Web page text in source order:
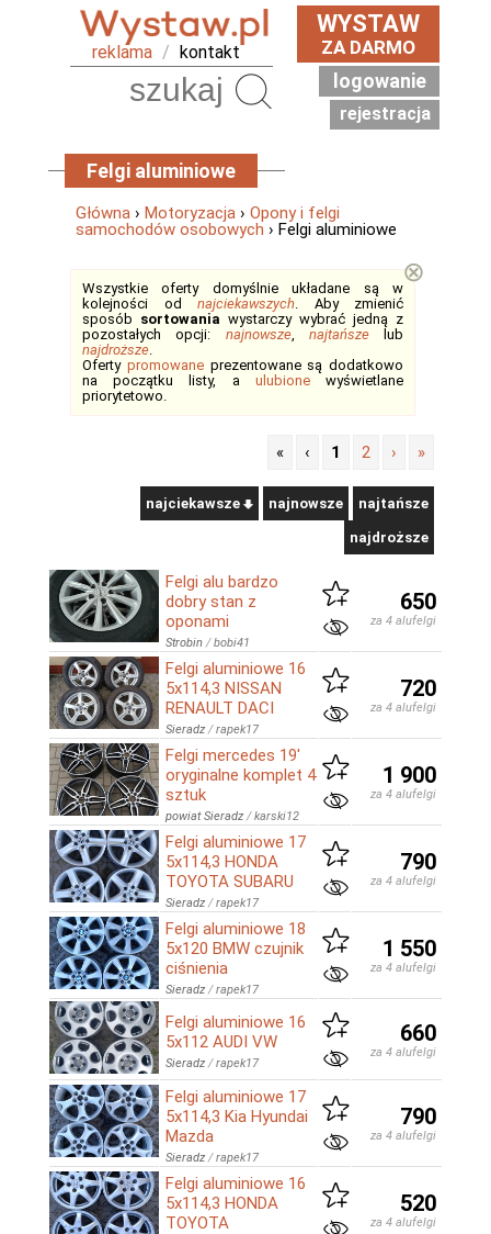
reklama / kontakt
WYSTAW
ZA DARMO
logowanie
rejestracja
Felgi aluminiowe
Główna › Motoryzacja › Opony i felgi
samochodów osobowych › Felgi aluminiowe
Wszystkie oferty domyślnie układane są w
kolejności od najciekawszych. Aby zmienić
sposób sortowania wystarczy wybrać jedną z
pozostałych opcji: najnowsze, najtańszelub
najdroższe.
Oferty promowaneprezentowane są dodatkowo
na początku listy, a ulubionewyświetlane
priorytetowo.
⊗
« ‹ 1 2 › »
najciekawsze najnowsze najtańsze
najdroższe
Felgi alu bardzo
dobry stan z
oponami
Strobin /bobi41
650
za 4 alufelgi
Felgi aluminiowe 16
5x114,3 NISSAN
RENAULT DACI
Sieradz /rapek17
720
za 4 alufelgi
Felgi mercedes 19'
oryginalne komplet 4
sztuk
powiat Sieradz /karski12
1 900
za 4 alufelgi
Felgi aluminiowe 17
5x114,3 HONDA
TOYOTA SUBARU
Sieradz /rapek17
790
za 4 alufelgi
Felgi aluminiowe 18
5x120 BMW czujnik
ciśnienia
Sieradz /rapek17
1 550
za 4 alufelgi
Felgi aluminiowe 16
5x112 AUDI VW
Sieradz /rapek17
660
za 4 alufelgi
Felgi aluminiowe 17
5x114,3 Kia Hyundai
Mazda
Sieradz /rapek17
790
za 4 alufelgi
Felgi aluminiowe 16
5x114,3 HONDA
TOYOTA
520
za 4 alufelgi